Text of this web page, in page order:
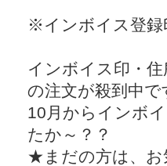
※インボイス登
インボイス印・
の注文が殺到中で
10月からインボ
たか～？？
★まだの方は、